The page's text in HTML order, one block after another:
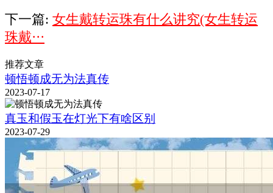
下一篇: 女生戴转运珠有什么讲究(女生转运
珠戴···
推荐文章
顿悟顿成无为法真传
2023-07-17
真玉和假玉在灯光下有啥区别
2023-07-29